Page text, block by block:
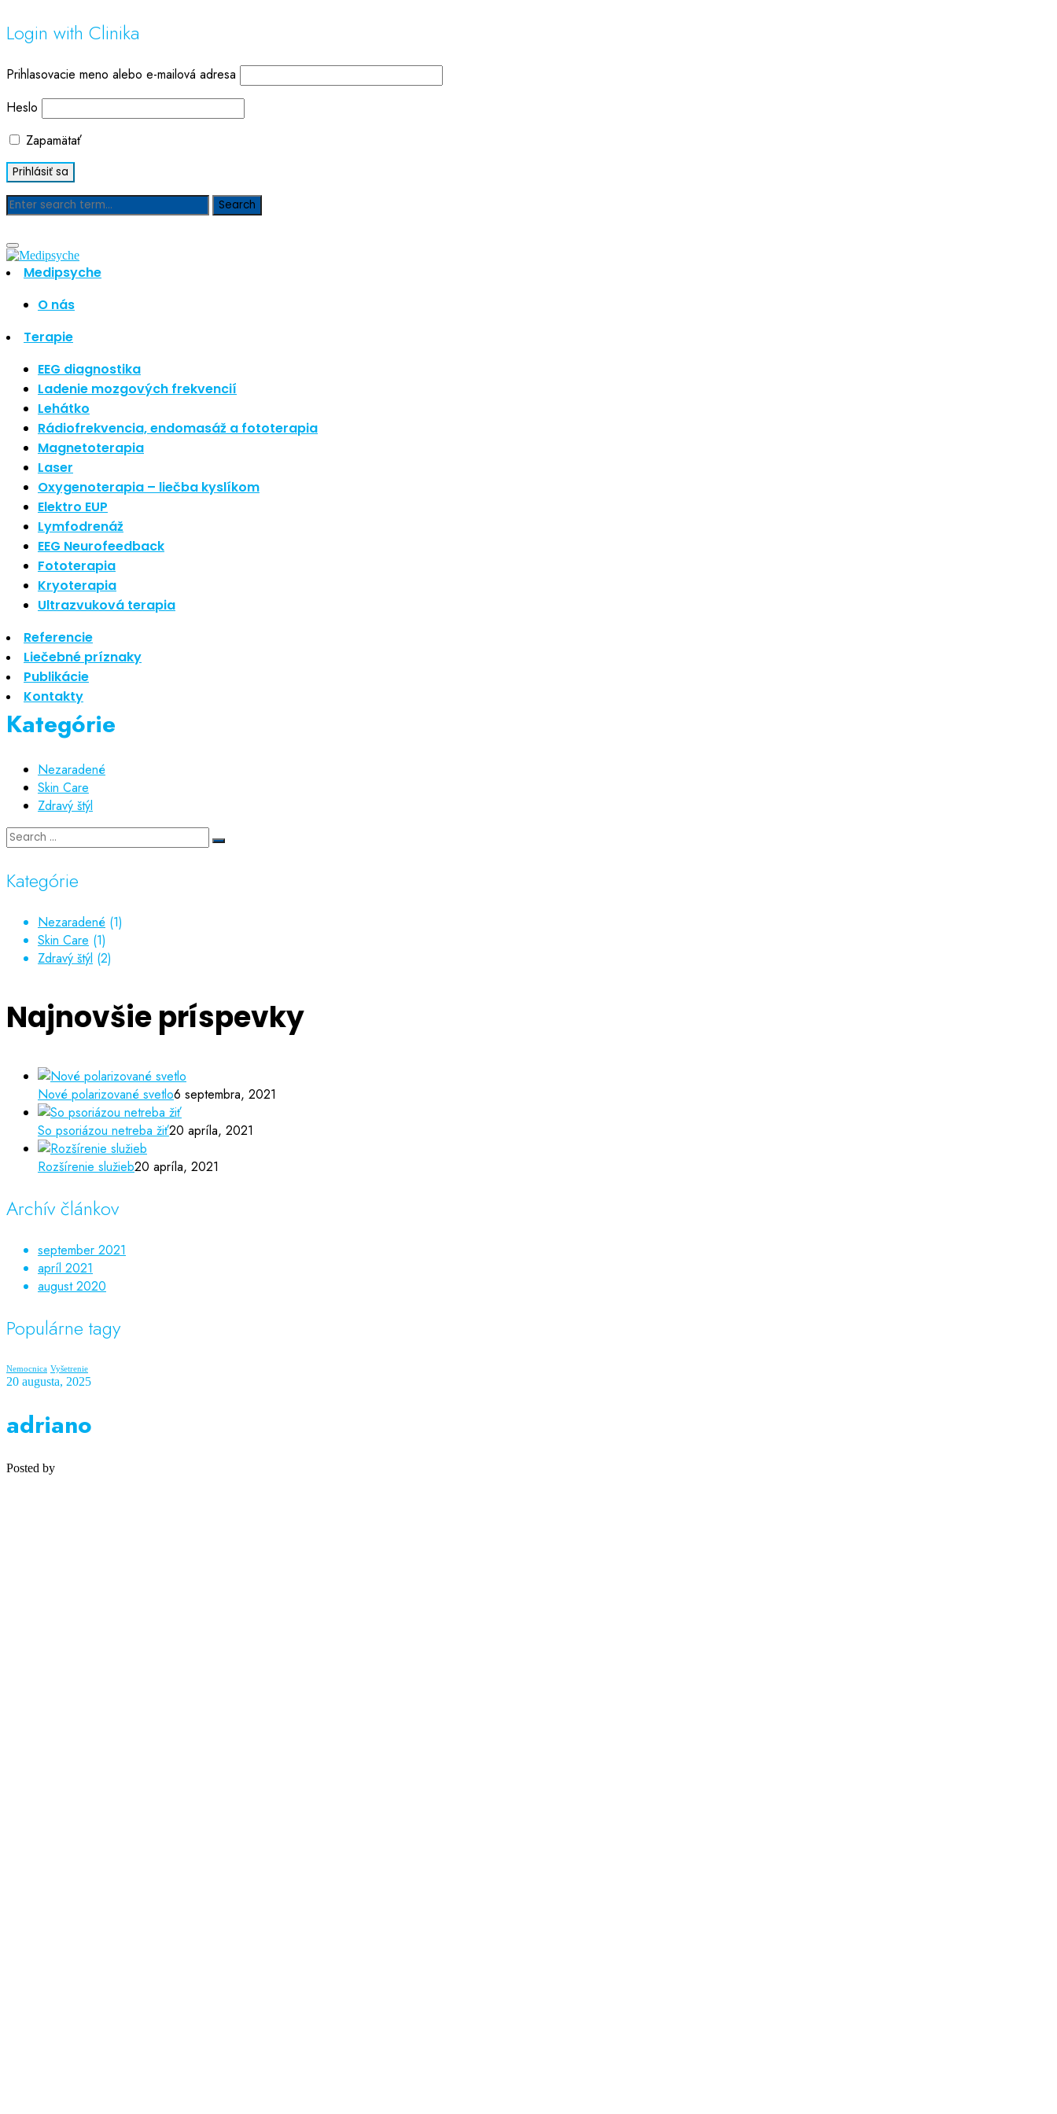
Login with Clinika
Prihlasovacie meno alebo e-mailová adresa
Heslo
Zapamätať
Medipsyche
O nás
Terapie
EEG diagnostika
Ladenie mozgových frekvencií
Lehátko
Rádiofrekvencia, endomasáž a fototerapia
Magnetoterapia
Laser
Oxygenoterapia – liečba kyslíkom
Elektro EUP
Lymfodrenáž
EEG Neurofeedback
Fototerapia
Kryoterapia
Ultrazvuková terapia
Referencie
Liečebné príznaky
Publikácie
Kontakty
Blog
Hľadať
Najnovšie články
Nové polarizované svetlo
So psoriázou netreba žiť
Rozšírenie služieb
Hudba a vývoj mozgu
Najnovšie komentáre
Žiadne komentáre na zobrazenie.
Archív
september 2021
apríl 2021
august 2020
Kategórie
Nezaradené
Skin Care
Zdravý štýl
Kategórie
Nezaradené (1)
Skin Care (1)
Zdravý štýl (2)
Najnovšie príspevky
Nové polarizované svetlo6 septembra, 2021
So psoriázou netreba žiť20 apríla, 2021
Rozšírenie služieb20 apríla, 2021
Archív článkov
september 2021
apríl 2021
august 2020
Populárne tagy
Nemocnica Vyšetrenie
20 augusta, 2025
adriano
Posted by